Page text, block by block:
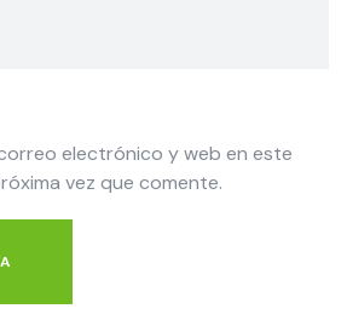
electrónico y web en este
vez que comente.